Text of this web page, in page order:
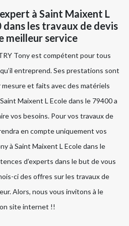
à Saint Maixent L
dans les travaux de devis
meilleur service
Tony est compétent pour tous
entreprend. Ses prestations sont
mesure et faits avec des matériels
Maixent L Ecole dans le 79400 a
vos besoins. Pour vos travaux de
en compte uniquement vos
à Saint Maixent L Ecole dans le
d’experts dans le but de vous
ci des offres sur les travaux de
Alors, nous vous invitons à le
site internet !!